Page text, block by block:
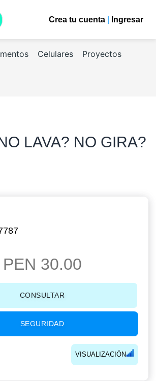
Crea tu cuenta| Ingresar
Celulares Proyectos
LAVA? NO GIRA?
PEN 30.00
CONSULTAR
SEGURIDAD
VISUALIZACIÓN